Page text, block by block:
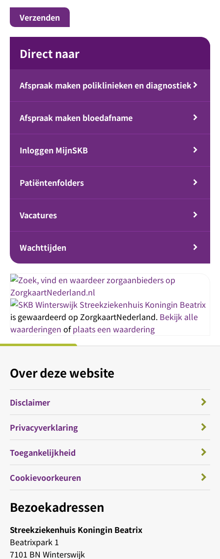
Direct naar
Afspraak maken poliklinieken en diagnostiek
Afspraak maken bloedafname
Inloggen MijnSKB
Patiëntenfolders
Vacatures
Wachttijden
Streekziekenhuis Koningin Beatrix
is gewaardeerd op ZorgkaartNederland. Bekijk alle
waarderingen ofplaats een waardering
Bezoekadressen
Streekziekenhuis Koningin Beatrix
Beatrixpark 1
7101 BN Winterswijk
Over deze website
Disclaimer
Privacyverklaring
Toegankelijkheid
Cookievoorkeuren